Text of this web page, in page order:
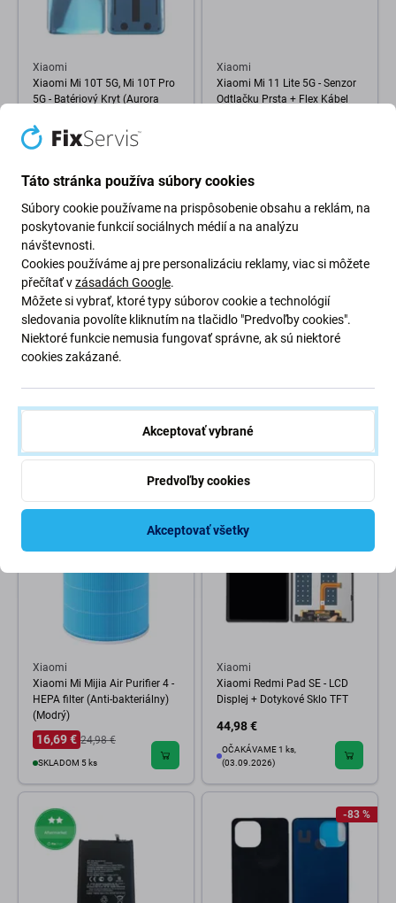
Xiaomi
Xiaomi Mi 10T 5G, Mi 10T Pro
5G - Batériový Kryt (Aurora
7,98 €
Xiaomi
Xiaomi Mi 11 Lite 5G - Senzor
Odtlačku Prsta + Flex Kábel
Xiaomi Mi 11 Lite 5G - LCD
Flex Kábel
SKLADOM 1 ks
Xiaomi Mi 9 - Batéria BM3L
3300mAh
11,98 €
SKLADOM 3 ks
-33 %
Xiaomi
Xiaomi Mi Mijia Air Purifier 4 -
HEPA filter (Anti-bakteriálny)
(Modrý)
16,69 € 24,98 €
SKLADOM 5 ks
Xiaomi
Xiaomi Redmi Pad SE - LCD
Displej + Dotykové Sklo TFT
44,98 €
OČAKÁVAME 1 ks,
(03.09.2026)
-83 %
Táto stránka používa súbory cookies
Súbory cookie používame na prispôsobenie obsahu a reklám, na
poskytovanie funkcií sociálnych médií a na analýzu
návštevnosti.
Cookies používáme aj pre personalizáciu reklamy, viac si môžete
přečítať vzásadách Google.
Môžete si vybrať, ktoré typy súborov cookie a technológií
sledovania povolíte kliknutím na tlačidlo "Predvoľby cookies".
Niektoré funkcie nemusia fungovať správne, ak sú niektoré
cookies zakázané.
Akceptovať vybrané
Predvoľby cookies
Akceptovať všetky